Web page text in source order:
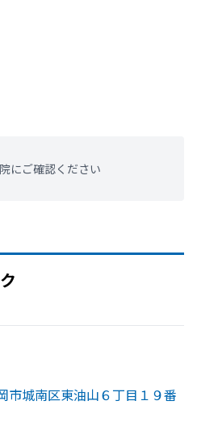
にご確認ください
市城南区東油山６丁目１９番